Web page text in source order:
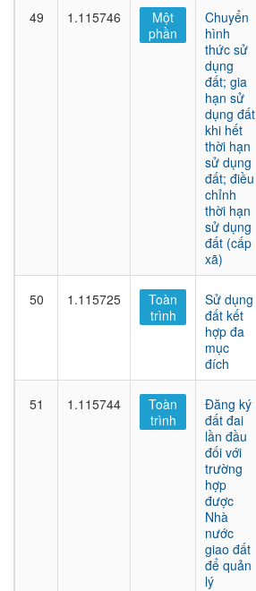
49 1.115746
Một
phần
Chuyển
hình
thức sử
dụng
đất; gia
hạn sử
dụng đất
khi hết
thời hạn
sử dụng
đất; điều
chỉnh
thời hạn
sử dụng
đất (cấp
xã)
50 1.115725
Toàn
trình
Sử dụng
đất kết
hợp đa
mục
đích
51 1.115744
Toàn
trình
Đăng ký
đất đai
lần đầu
đối với
trường
hợp
được
Nhà
nước
giao đất
để quản
lý